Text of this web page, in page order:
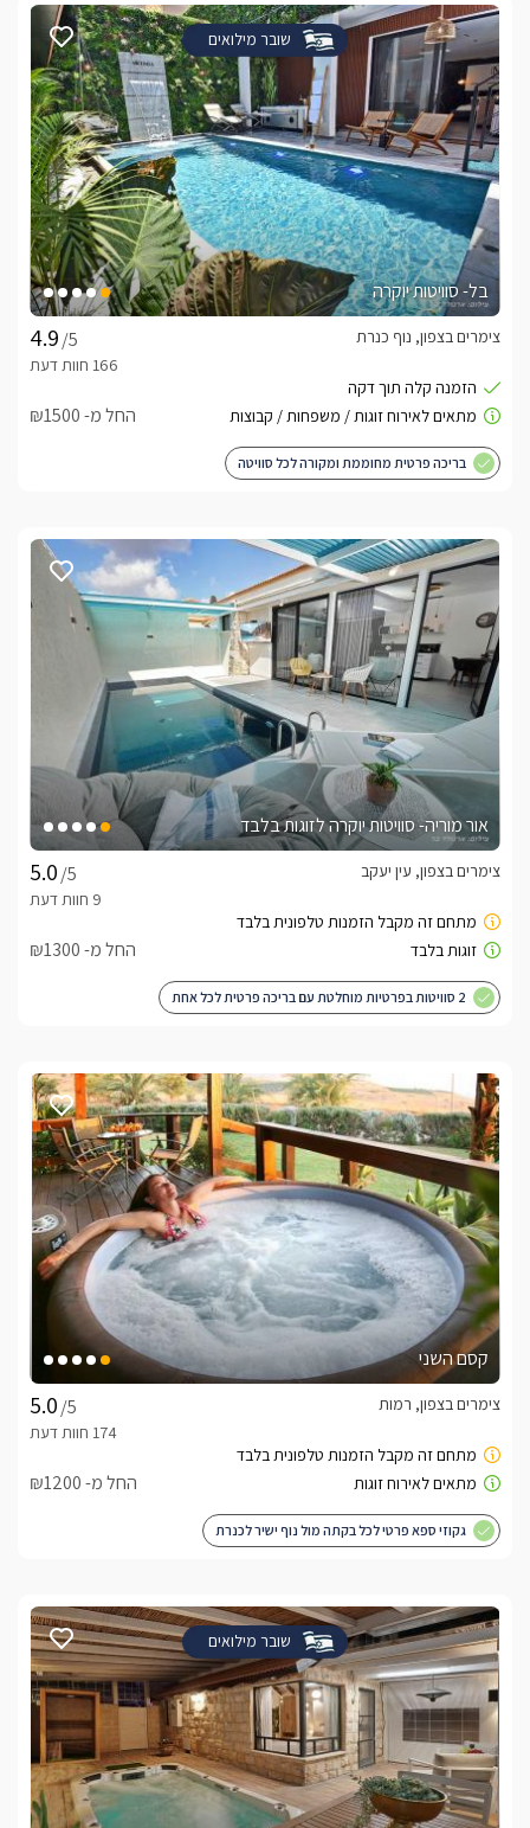
שובר מילואים
בל- סוויטות יוקרה
/5
צימרים בצפון, נוף כנרת
החל מ- ₪1500
בריכה פרטית מחוממת ומקורה לכל סוויטה
אור מוריה- סוויטות יוקרה לזוגות בלבד
/5
צימרים בצפון, עין יעקב
החל מ- ₪1300
2 סוויטות בפרטיות מוחלטת עם בריכה פרטית לכל אחת
קסם השני
/5
צימרים בצפון, רמות
החל מ- ₪1200
גקוזי ספא פרטי לכל בקתה מול נוף ישיר לכנרת
שובר מילואים